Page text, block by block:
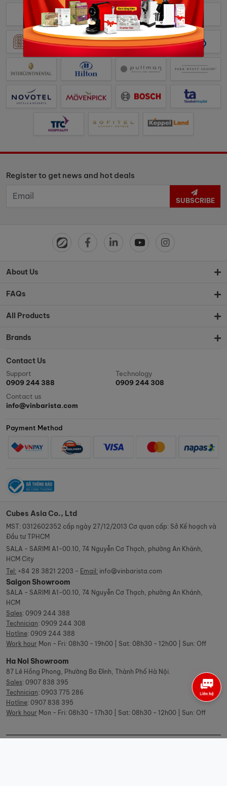
Register to get news and hot deals
SUBSCRIBE
About Us
FAQs
All Products
Brands
Contact Us
Support
0909 244 388
Technology
0909 244 308
Contact us
info@vinbarista.com
Payment Method
Cubes Asia Co., Ltd
MST: 0312602352 cấp ngày 27/12/2013 Cơ quan cấp: Sở Kế hoạch và
Đầu tư TPHCM
SALA - SARIMI A1-00.10, 74 Nguyễn Cơ Thạch, phường An Khánh,
HCM City
Tel: +84 28 3821 2203 - Email: info@vinbarista.com
Saigon Showroom
SALA - SARIMI A1-00.10, 74 Nguyễn Cơ Thạch, phường An Khánh,
HCM
Sales: 0909 244 388
Technician: 0909 244 308
Hotline: 0909 244 388
Work hour Mon - Fri: 08h30 - 19h00 | Sat: 08h30 - 12h00 | Sun: Off
Ha Noi Showroom
87 Lê Hồng Phong, Phường Ba Đình, Thành Phố Hà Nội.
Sales: 0907 838 395
Technician: 0903 775 286
Hotline: 0907 838 395
Work hour Mon - Fri: 08h30 - 17h30 | Sat: 08h30 - 12h00 | Sun: Off